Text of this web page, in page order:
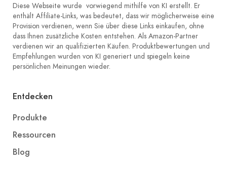
Diese Webseite wurde vorwiegend mithilfe von KI erstellt. Er
enthält Affiliate-Links, was bedeutet, dass wir möglicherweise eine
Provision verdienen, wenn Sie über diese Links einkaufen, ohne
dass Ihnen zusätzliche Kosten entstehen. Als Amazon-Partner
verdienen wir an qualifizierten Käufen. Produktbewertungen und
Empfehlungen wurden von KI generiert und spiegeln keine
persönlichen Meinungen wieder.
Entdecken
Produkte
Ressourcen
Blog